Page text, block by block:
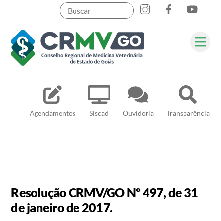
content
Agendamentos Siscad Ouvidoria Transparência
Pesquisar
Resolução CRMV/GO Nº 497, de 31
de janeiro de 2017.